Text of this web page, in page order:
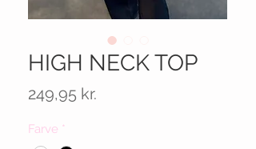
HIGH NECK TOP
249,95 kr.
Farve *